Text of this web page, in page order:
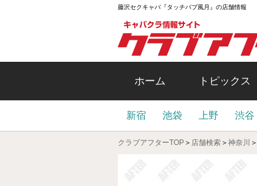
藤沢セクキャバ『タッチパブ風月』の店舗情報
ホーム トピックス
新宿 池袋 上野 渋谷
クラブアフターTOP ＞ 店舗検索 ＞ 神奈川 ＞